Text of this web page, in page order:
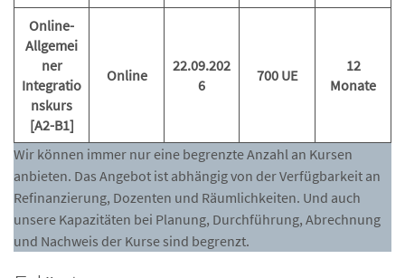
Online-
Allgemei
ner
Integratio
nskurs
[A2-B1]
Online
22.09.202
6
700 UE
12
Monate
Wir können immer nur eine begrenzte Anzahl an Kursen
anbieten. Das Angebot ist abhängig von der Verfügbarkeit an
Refinanzierung, Dozenten und Räumlichkeiten. Und auch
unsere Kapazitäten bei Planung, Durchführung, Abrechnung
und Nachweis der Kurse sind begrenzt.